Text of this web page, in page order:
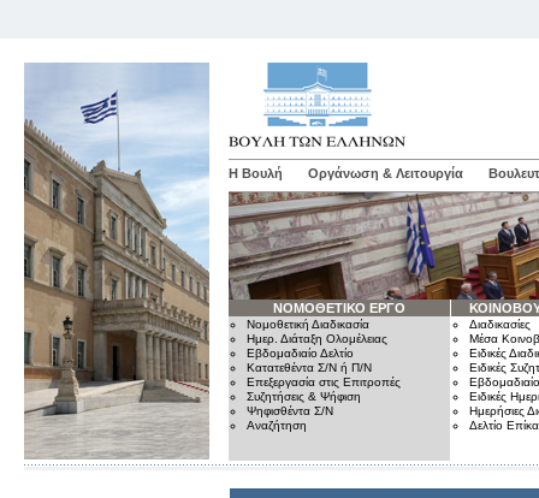
Η Βουλή Οργάνωση & Λειτουργία
ΝΟΜΟΘΕΤΙΚΟ ΕΡΓΟ
Νομοθετική Διαδικασία
Ημερ. Διάταξη Ολομέλειας
Εβδομαδιαίο Δελτίο
Κατατεθέντα Σ/Ν ή Π/Ν
Επεξεργασία στις Επιτροπές
Συζητήσεις & Ψήφιση
Ψηφισθέντα Σ/Ν
Αναζήτηση
Διαδικασίες
Μέσα
Ειδικές
Ειδικές
Εβδομαδιαίο
Ειδικές
Ημερήσιες
Δελτίο